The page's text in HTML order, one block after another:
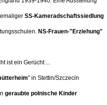
SS-Kameradschaftssiedlung
NS-Frauen-"Erziehung"
ist ein Gerücht ...
" in Stettin/Szczecin
geraubte polnische Kinder